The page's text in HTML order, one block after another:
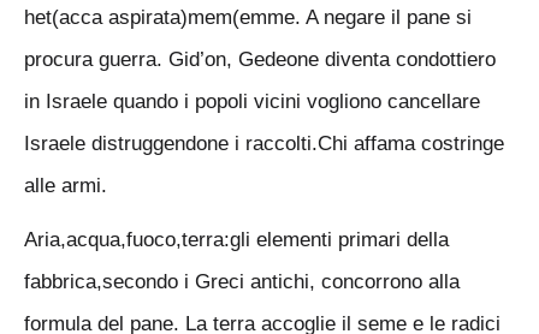
het(acca aspirata)mem(emme. A negare il pane si
procura guerra. Gid’on, Gedeone diventa condottiero
in Israele quando i popoli vicini vogliono cancellare
Israele distruggendone i raccolti.Chi affama costringe
alle armi.
Aria,acqua,fuoco,terra:gli elementi primari della
fabbrica,secondo i Greci antichi, concorrono alla
formula del pane. La terra accoglie il seme e le radici